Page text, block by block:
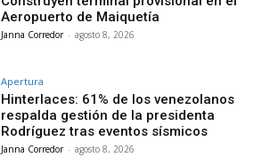
Aeropuerto de Maiquetía
Janna Corredor - agosto 8, 2026
Apertura
Hinterlaces: 61% de los venezolanos
respalda gestión de la presidenta
Rodríguez tras eventos sísmicos
Janna Corredor - agosto 8, 2026